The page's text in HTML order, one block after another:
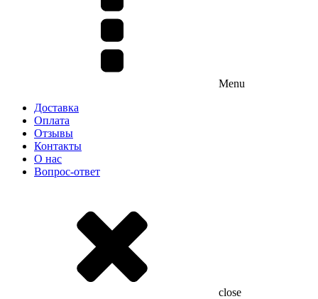
Menu
Доставка
Оплата
Отзывы
Контакты
О нас
Вопрос-ответ
close